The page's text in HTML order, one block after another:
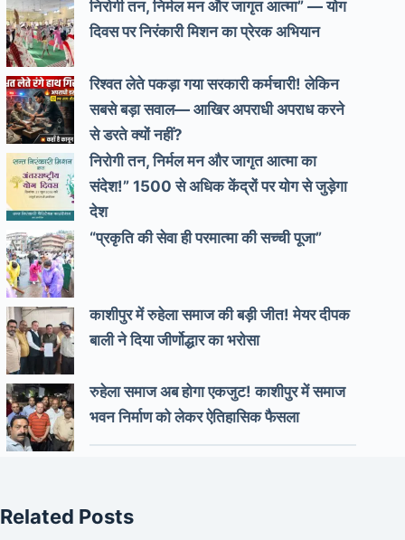
निरोगी तन, निर्मल मन और जागृत आत्मा” — योग
दिवस पर निरंकारी मिशन का प्रेरक अभियान
रिश्वत लेते पकड़ा गया सरकारी कर्मचारी! लेकिन
सबसे बड़ा सवाल— आखिर अपराधी अपराध करने
से डरते क्यों नहीं?
निरोगी तन, निर्मल मन और जागृत आत्मा का
संदेश!” 1500 से अधिक केंद्रों पर योग से जुड़ेगा
देश
“प्रकृति की सेवा ही परमात्मा की सच्ची पूजा”
काशीपुर में रुहेला समाज की बड़ी जीत! मेयर दीपक
बाली ने दिया जीर्णोद्धार का भरोसा
रुहेला समाज अब होगा एकजुट! काशीपुर में समाज
भवन निर्माण को लेकर ऐतिहासिक फैसला
Related Posts